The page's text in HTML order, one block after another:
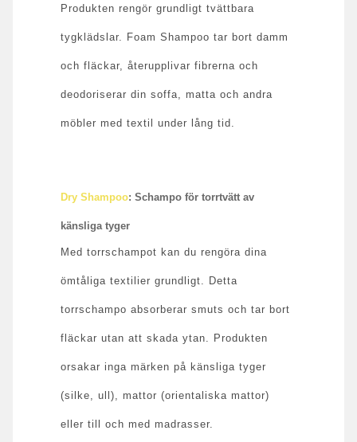
Produkten rengör grundligt tvättbara
tygklädslar. Foam Shampoo tar bort damm
och fläckar, återupplivar fibrerna och
deodoriserar din soffa, matta och andra
möbler med textil under lång tid.
Dry Shampoo: Schampo för torrtvätt av
känsliga tyger
Med torrschampot kan du rengöra dina
ömtåliga textilier grundligt. Detta
torrschampo absorberar smuts och tar bort
fläckar utan att skada ytan. Produkten
orsakar inga märken på känsliga tyger
(silke, ull), mattor (orientaliska mattor)
eller till och med madrasser.